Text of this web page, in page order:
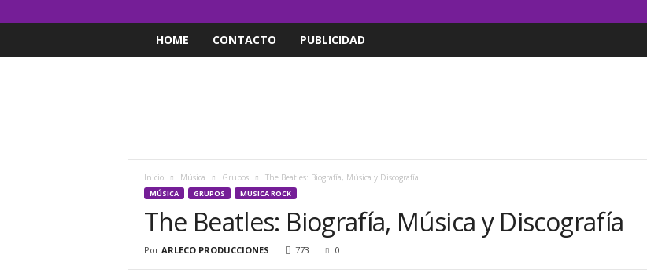
HOME CONTACTO PUBLICIDAD
Inicio Música Grupos The Beatles: Biografía, Música y Discografía
MÚSICA GRUPOS MUSICA ROCK
The Beatles: Biografía, Música y Discografía
Por ARLECO PRODUCCIONES 773 0